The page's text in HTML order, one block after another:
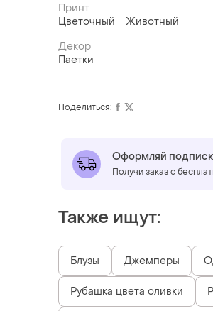
Принт
Цветочный
Животный
Декор
Паетки
Поделиться:
Оформляй
Получи заказ с
Также ищут:
Блузы Джемперы
Рубашка цвета оливки